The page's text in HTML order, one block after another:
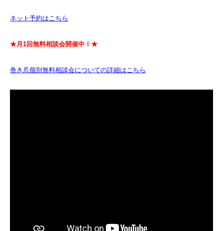
ネット予約はこちら
★月1回無料相談会開催中！★
巻き爪個別無料相談会についての詳細はこちら